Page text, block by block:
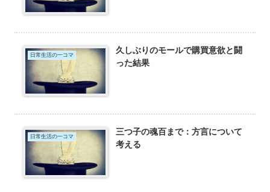
日常生活の一コマ
久しぶりのモールで購買意欲と闘
った結果
日常生活の一コマ
三つ子の魂百まで：方言について
考える